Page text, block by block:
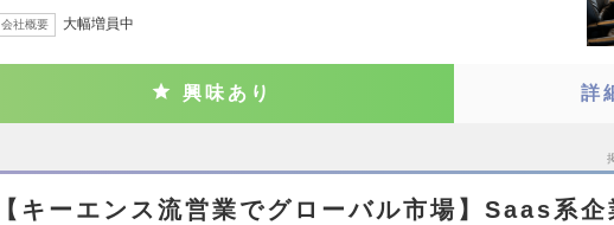
会社概要 大幅増員中
興味あり 詳
【キーエンス流営業でグローバル市場】Saas系企